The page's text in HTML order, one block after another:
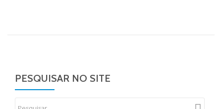
PESQUISAR NO SITE